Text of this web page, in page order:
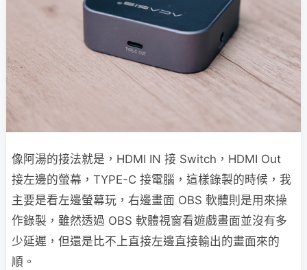
像阿湯的接法就是，HDMI IN 接 Switch，HDMI Out
接左邊的螢幕，TYPE-C 接電腦，這樣錄製的時候，我
主要是看左邊螢幕玩，右邊畫面 OBS 軟體則是用來操
作錄製，雖然透過 OBS 軟體視窗看遊戲畫面並沒有多
少延遲，但還是比不上直接左邊直接輸出的畫面來的
順。